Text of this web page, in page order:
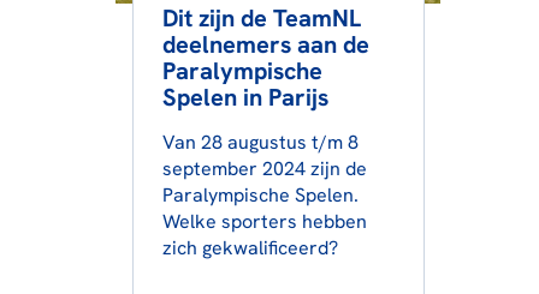
Dit zijn de TeamNL
deelnemers aan de
Paralympische
Spelen in Parijs
Van 28 augustus t/m 8
september 2024 zijn de
Paralympische Spelen.
Welke sporters hebben
zich gekwalificeerd?